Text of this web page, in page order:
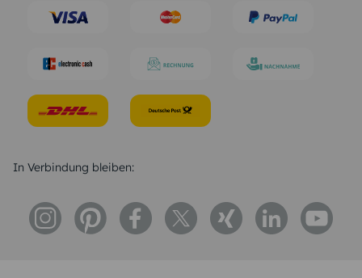
Konfirmation Glückwünsche
In Verbindung bleiben: